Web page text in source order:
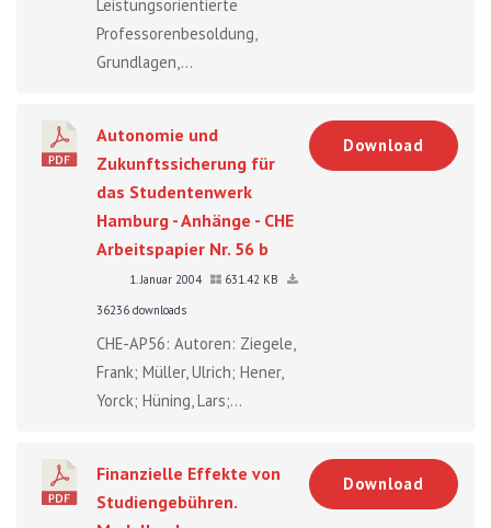
Leistungsorientierte
Professorenbesoldung,
Grundlagen,...
Autonomie und
Zukunftssicherung für
das Studentenwerk
Hamburg - Anhänge - CHE
Arbeitspapier Nr. 56 b
1. Januar 2004
631.42 KB
36236 downloads
CHE-AP56: Autoren: Ziegele,
Frank; Müller, Ulrich; Hener,
Yorck; Hüning, Lars;...
Download
Finanzielle Effekte von
Studiengebühren.
Download